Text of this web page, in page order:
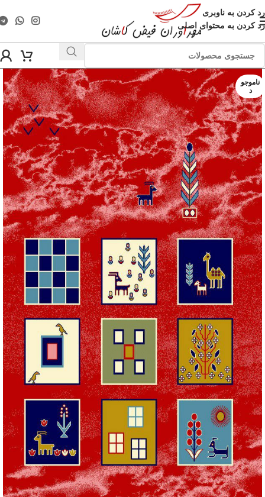
رد کردن به ناوبری
رد کردن به محتوای اصلی
ناموجو
د